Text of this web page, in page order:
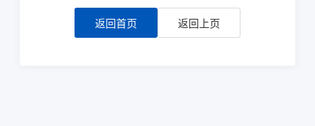
返回首页 返回上页